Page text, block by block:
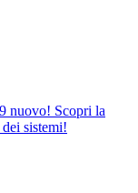
nuovo! Scopri la
sistemi!